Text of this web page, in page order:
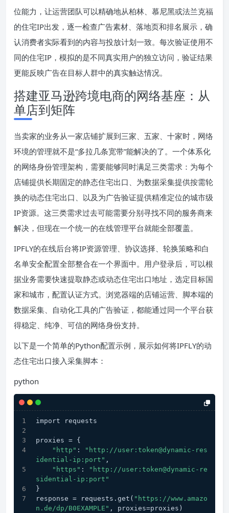
位能力，让运营团队可以精确地从柏林、慕尼黑或法兰克福
的住宅IP出发，逐一检查广告素材、落地页和排名展示，确
认消费者实际看到的内容与投放计划一致。每次验证使用不
同的住宅IP，模拟的是不同真实用户的独立访问，验证结果
更能反映广告在目标人群中的真实触达情况。
搭建亚马逊跨境电商的网络基座：从
单店到矩阵
当卖家的业务从一家店铺扩展到三家、五家、十家时，网络
环境的管理就不是“多拉几条宽带”能解决的了。一个体系化
的网络身份管理架构，需要能够同时满足三类需求：为每个
店铺提供长期固定的静态住宅出口、为数据采集提供按需轮
换的动态住宅出口、以及为广告验证提供精准定位的城市级
IP资源。这三类需求过去可能需要分别寻找不同的服务商来
解决，但现在一个统一的在线管理平台就能全部覆盖。
IPFLY的在线后台将IP资源管理、协议选择、轮换策略和白
名单安全配置全部整合在一个界面中。用户登录后，可以根
据业务需要快速提取静态或动态住宅出口地址，选定目标国
家和城市，配置认证方式。浏览器端的店铺运营、脚本端的
数据采集、自动化工具的广告验证，都能通过同一个平台获
得稳定、纯净、可信的网络身份支持。
以下是一个简单的Python配置示例，展示如何将IPFLY的动
态住宅出口接入采集脚本：
python
import requests
proxies = {
"http" :
"http://user:token@dynamic-res
idential-ip:port" ,
"https" :
"http://user:token@dynamic-re
sidential-ip:port"
}
response = requests.get( "https://www.amazo
n.de/dp/B0EXAMPLE" , proxies=proxies)